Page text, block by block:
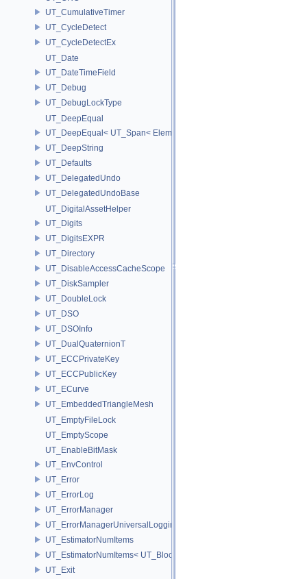
UT_CumulativeTimer
UT_CycleDetect
UT_CycleDetectEx
UT_Date
UT_DateTimeField
UT_Debug
UT_DebugLockType
UT_DeepEqual
UT_DeepEqual< UT_Span< ElementType, ExtentL >, UT_Span<
UT_DeepString
UT_Defaults
UT_DelegatedUndo
UT_DelegatedUndoBase
UT_DigitalAssetHelper
UT_Digits
UT_DigitsEXPR
UT_Directory
UT_DisableAccessCacheScope
UT_DiskSampler
UT_DoubleLock
UT_DSO
UT_DSOInfo
UT_DualQuaternionT
UT_ECCPrivateKey
UT_ECCPublicKey
UT_ECurve
UT_EmbeddedTriangleMesh
UT_EmptyFileLock
UT_EmptyScope
UT_EnableBitMask
UT_EnvControl
UT_Error
UT_ErrorLog
UT_ErrorManager
UT_ErrorManagerUniversalLoggingScope
UT_EstimatorNumItems
UT_EstimatorNumItems< UT_BlockedRange2D< T > >
UT_Exit